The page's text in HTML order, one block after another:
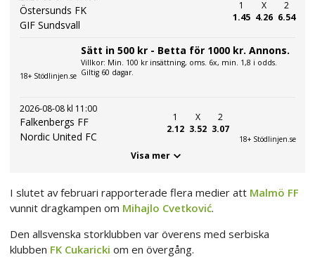
Östersunds FK
GIF Sundsvall
1
1.45
X
4.26
2
6.54
18+ Stödlinjen.se
Sätt in 500 kr - Betta för 1000 kr. Annons.
Villkor: Min. 100 kr insättning, oms. 6x, min. 1,8 i odds.
Giltig 60 dagar.
2026-08-08 kl 11:00
Falkenbergs FF
Nordic United FC
1
2.12
X
3.52
2
3.07
18+ Stödlinjen.se
Visa mer
I slutet av februari rapporterade flera medier att Malmö FF
vunnit dragkampen om Mihajlo Cvetković.
Den allsvenska storklubben var överens med serbiska
klubben FK Cukaricki om en övergång.